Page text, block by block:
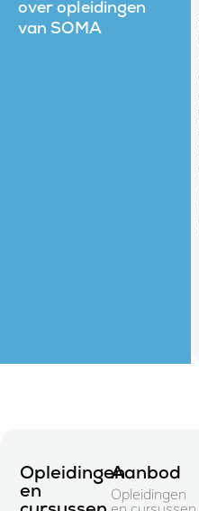
over opleidingen
van SOMA
Opleidingen
en
Aanbod
Opleidingen